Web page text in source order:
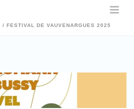
/ FESTIVAL DE VAUVENARGUES 2025